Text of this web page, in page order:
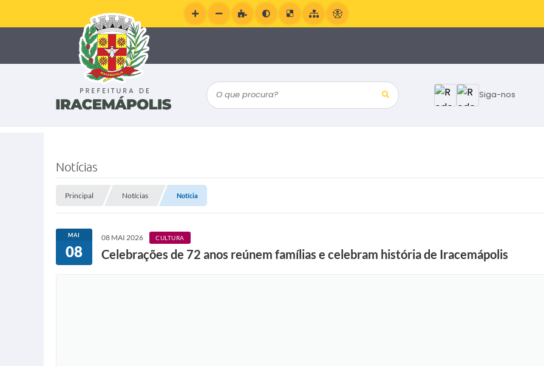
Siga-nos
O que procura?
Notícias
Principal Notícias Notícia
MAI
08
08 MAI 2026 CULTURA
Celebrações de 72 anos reúnem famílias e celebram história de Iracemápolis